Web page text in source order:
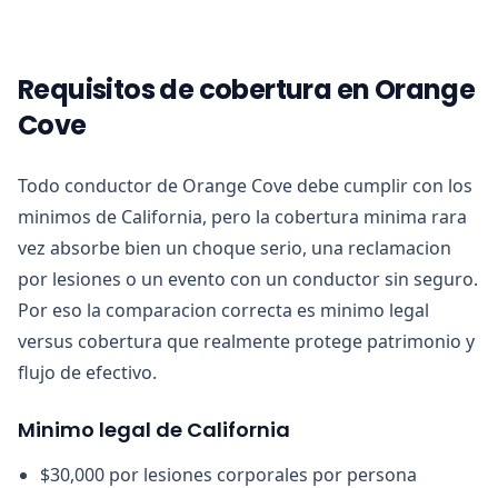
Requisitos de cobertura en Orange
Cove
Todo conductor de Orange Cove debe cumplir con los
minimos de California, pero la cobertura minima rara
vez absorbe bien un choque serio, una reclamacion
por lesiones o un evento con un conductor sin seguro.
Por eso la comparacion correcta es minimo legal
versus cobertura que realmente protege patrimonio y
flujo de efectivo.
Minimo legal de California
$30,000 por lesiones corporales por persona